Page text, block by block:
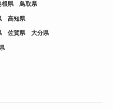
根県 鳥取県
高知県
佐賀県 大分県